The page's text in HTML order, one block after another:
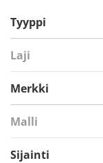
Tyyppi
Laji
Merkki
Malli
Sijainti